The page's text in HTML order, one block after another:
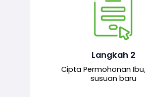
Langkah 2
Cipta Permohonan
susuan baru
Pemohon mengisi
permohonan bagi
baharu melalui